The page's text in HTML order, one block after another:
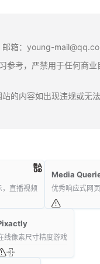
箱：young-
参考，严禁用于任何商业
的内容如出现违规或无法
，直播视频
Media
优秀响应式网
线像素尺寸精度游戏